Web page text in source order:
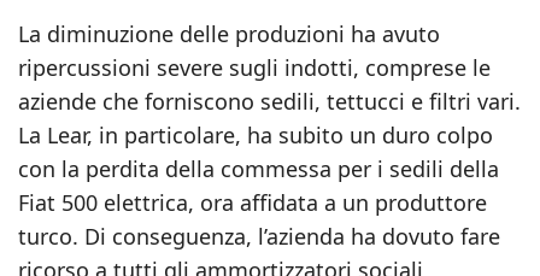
La diminuzione delle produzioni ha avuto
ripercussioni severe sugli indotti, comprese le
aziende che forniscono sedili, tettucci e filtri vari.
La Lear, in particolare, ha subito un duro colpo
con la perdita della commessa per i sedili della
Fiat 500 elettrica, ora affidata a un produttore
turco. Di conseguenza, l’azienda ha dovuto fare
ricorso a tutti gli ammortizzatori sociali